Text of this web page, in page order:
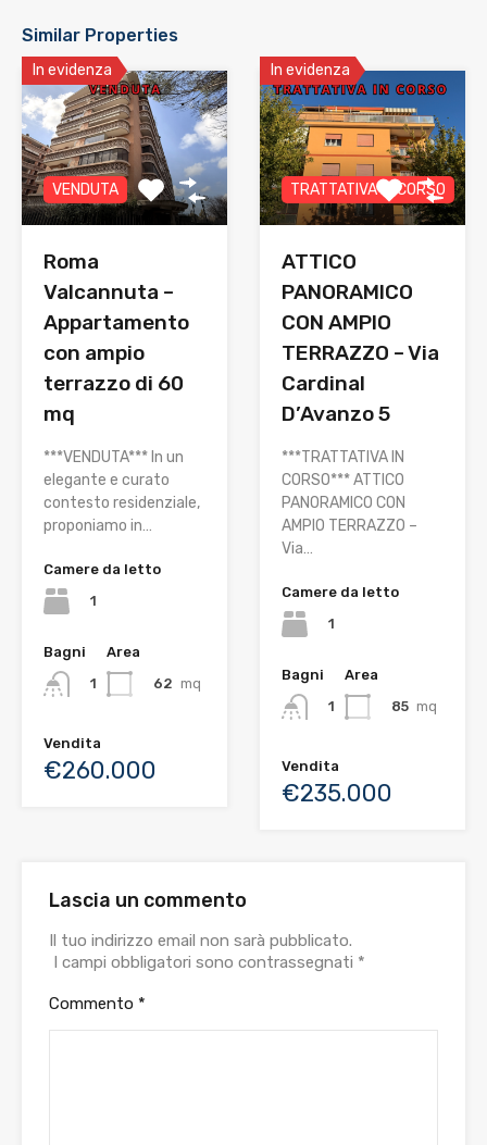
Similar Properties
In evidenza
VENDUTA
Roma
Valcannuta –
Appartamento
con ampio
terrazzo di 60
mq
***VENDUTA*** In un
elegante e curato
contesto residenziale,
proponiamo in…
Camere da letto
1
Bagni
1
Area
62 mq
Vendita
€260.000
In evidenza
TRATTATIVA IN CORSO
ATTICO
PANORAMICO
CON AMPIO
TERRAZZO – Via
Cardinal
D’Avanzo 5
***TRATTATIVA IN
CORSO*** ATTICO
PANORAMICO CON
AMPIO TERRAZZO –
Via…
Camere da letto
1
Bagni
1
Area
85 mq
Vendita
€235.000
Lascia un commento
Il tuo indirizzo email non sarà pubblicato.
I campi obbligatori sono contrassegnati *
Commento *